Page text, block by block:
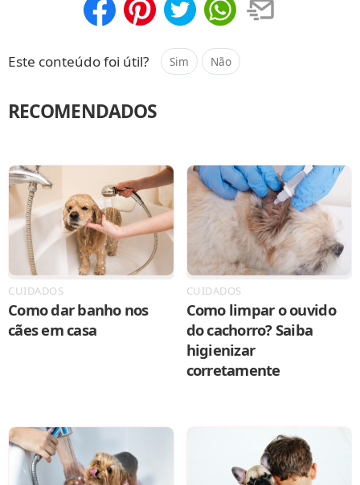
Este conteúdo foi útil? Sim Não
RECOMENDADOS
CUIDADOS
Como dar banho nos
cães em casa
CUIDADOS
Como limpar o ouvido
do cachorro? Saiba
higienizar
corretamente